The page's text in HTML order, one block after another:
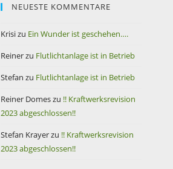
NEUESTE KOMMENTARE
Krisizu Ein Wunder ist geschehen….
Reinerzu Flutlichtanlage ist in Betrieb
Stefan zu Flutlichtanlage ist in Betrieb
Reiner Domeszu !! Kraftwerksrevision
2023 abgeschlossen!!
Stefan Krayerzu !! Kraftwerksrevision
2023 abgeschlossen!!